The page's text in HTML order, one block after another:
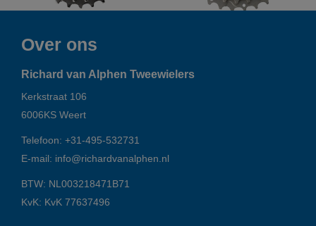
Over ons
Richard van Alphen Tweewielers
Kerkstraat 106
6006KS Weert
Telefoon: +31-495-532731
E-mail: info@richardvanalphen.nl
BTW: NL003218471B71
KvK: KvK 77637496